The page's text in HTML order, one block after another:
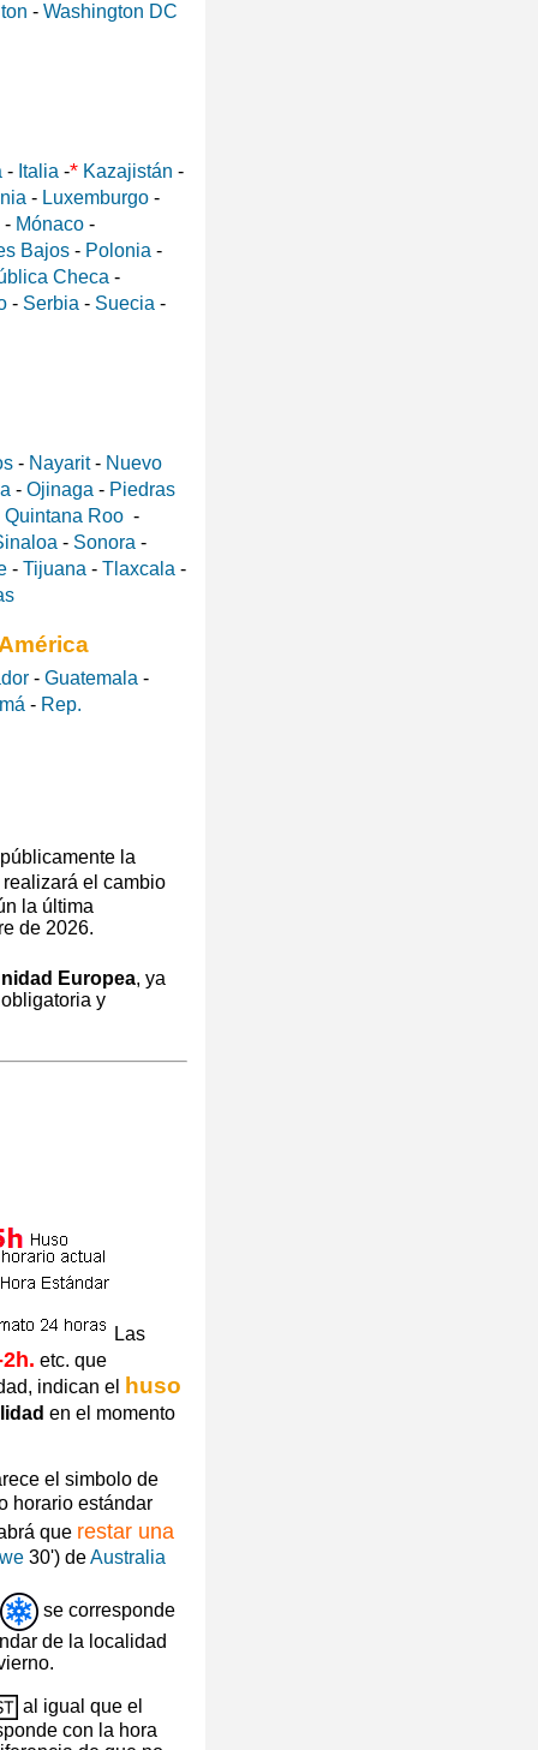
- Washington DC
- Italia -* Kazajistán -
- Luxemburgo -
- Mónaco -
Bajos - Polonia -
Checa -
- Serbia - Suecia -
- Nayarit- Nuevo
- Ojinaga - Piedras
Quintana Roo -
- Sonora -
- Tijuana - Tlaxcala -
- Guatemala -
- Rep.
la
el cambio
la última
de 2026.
Europea, ya
y
Las
etc. que
indican el huso
en el momento
el simbolo de
horario estándar
que restar una
30') deAustralia
se corresponde
de la localidad
al igual que el
con la hora